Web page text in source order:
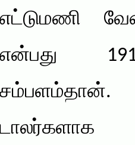
எட்டுமணி
என்பது
சம்பளம்தான்.
டாலர்களாக